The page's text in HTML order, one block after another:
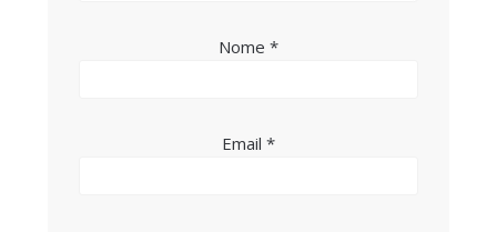
Nome *
Email *